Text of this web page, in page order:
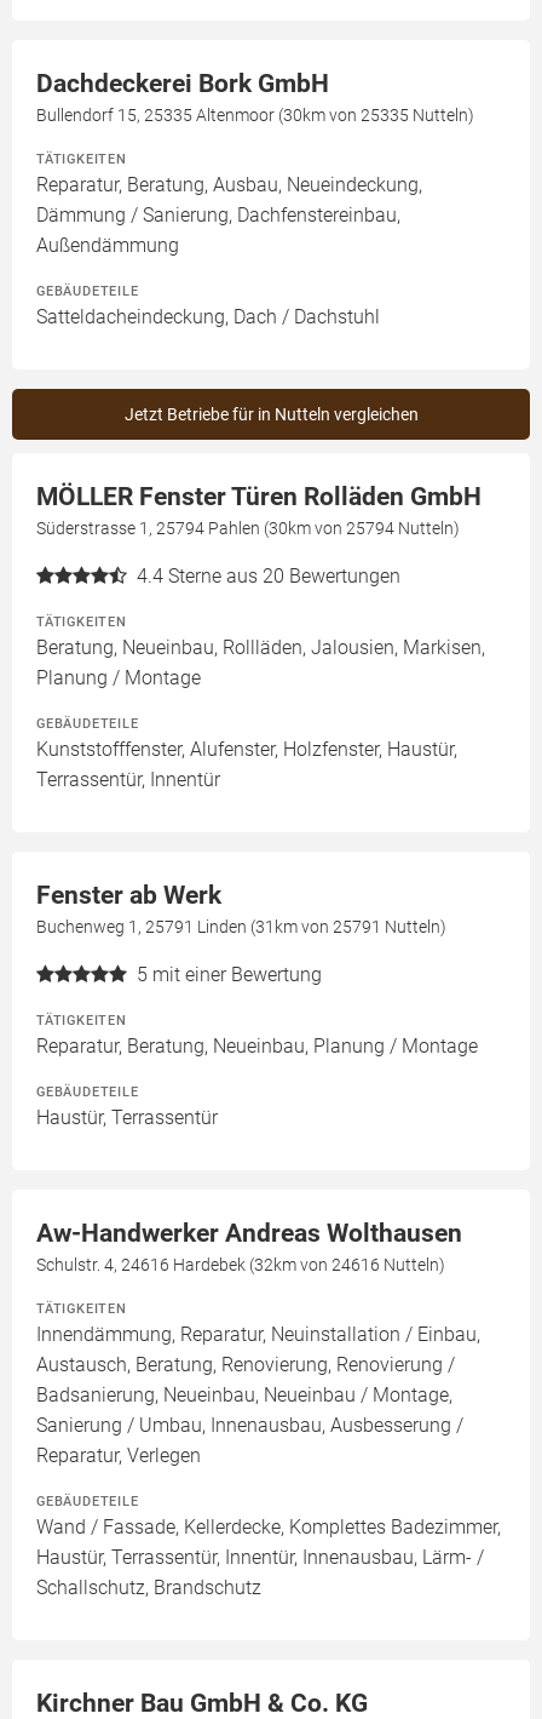
Dachdeckerei Bork GmbH
Bullendorf 15, 25335 Altenmoor (30km von 25335 Nutteln)
TÄTIGKEITEN
Reparatur, Beratung, Ausbau, Neueindeckung,
Dämmung / Sanierung, Dachfenstereinbau,
Außendämmung
GEBÄUDETEILE
Satteldacheindeckung, Dach / Dachstuhl
Jetzt Betriebe für in Nutteln vergleichen
MÖLLER Fenster Türen Rolläden GmbH
Süderstrasse 1, 25794 Pahlen (30km von 25794 Nutteln)
4.4 Sterne aus 20 Bewertungen
TÄTIGKEITEN
Beratung, Neueinbau, Rollläden, Jalousien, Markisen,
Planung / Montage
GEBÄUDETEILE
Kunststofffenster, Alufenster, Holzfenster, Haustür,
Terrassentür, Innentür
Fenster ab Werk
Buchenweg 1, 25791 Linden (31km von 25791 Nutteln)
5 mit einer Bewertung
TÄTIGKEITEN
Reparatur, Beratung, Neueinbau, Planung / Montage
GEBÄUDETEILE
Haustür, Terrassentür
Aw-Handwerker Andreas Wolthausen
Schulstr. 4, 24616 Hardebek (32km von 24616 Nutteln)
TÄTIGKEITEN
Innendämmung, Reparatur, Neuinstallation / Einbau,
Austausch, Beratung, Renovierung, Renovierung /
Badsanierung, Neueinbau, Neueinbau / Montage,
Sanierung / Umbau, Innenausbau, Ausbesserung /
Reparatur, Verlegen
GEBÄUDETEILE
Wand / Fassade, Kellerdecke, Komplettes Badezimmer,
Haustür, Terrassentür, Innentür, Innenausbau, Lärm- /
Schallschutz, Brandschutz
Kirchner Bau GmbH & Co. KG